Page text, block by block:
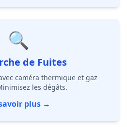
🔍
de Fuites
caméra thermique et gaz
les dégâts.
plus →